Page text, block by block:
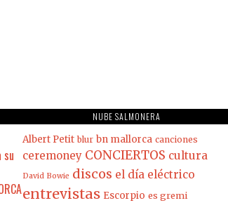
su
NUBE SALMONERA
Albert Petit blur bn mallorca canciones
ceremoney CONCIERTOS cultura
David Bowie discos el día eléctrico
entrevistas Escorpio es gremi